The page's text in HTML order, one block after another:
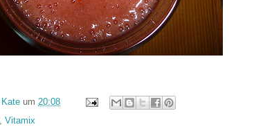
Kate um 20:08
Vitamix